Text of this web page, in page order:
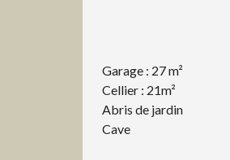
Garage : 27 m²
Cellier : 21m²
Abris de jardin
Cave